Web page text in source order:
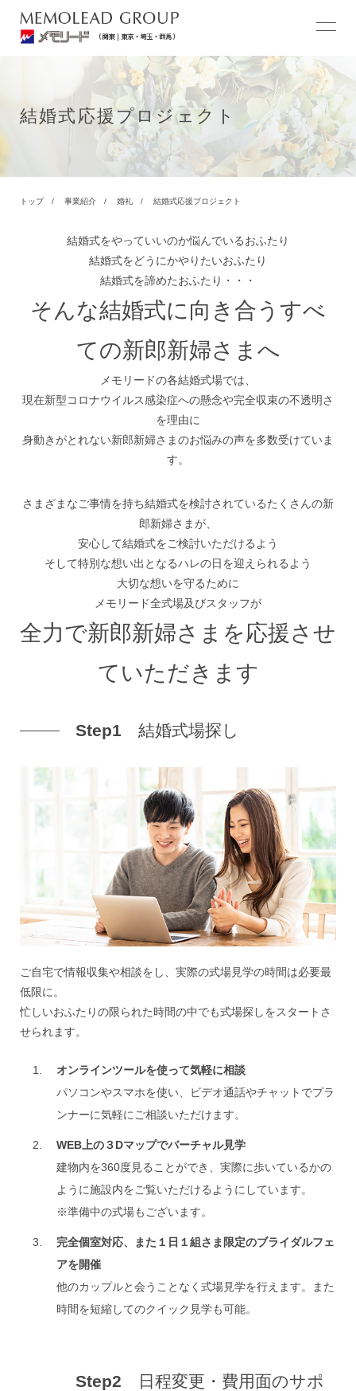
結婚式応援プロジェクト
トップ 事業紹介 婚礼 結婚式応援プロジェクト
結婚式をやっていいのか悩んでいるおふたり
結婚式をどうにかやりたいおふたり
結婚式を諦めたおふたり・・・
そんな結婚式に向き合うすべ
ての新郎新婦さまへ
メモリードの各結婚式場では、
現在新型コロナウイルス感染症への懸念や完全収束の不透明さ
を理由に
身動きがとれない新郎新婦さまのお悩みの声を多数受けていま
す。
さまざまなご事情を持ち結婚式を検討されているたくさんの新
郎新婦さまが、
安心して結婚式をご検討いただけるよう
そして特別な想い出となるハレの日を迎えられるよう
大切な想いを守るために
メモリード全式場及びスタッフが
全力で新郎新婦さまを応援させ
ていただきます
Step1 結婚式場探し
ご自宅で情報収集や相談をし、実際の式場見学の時間は必要最
低限に。
忙しいおふたりの限られた時間の中でも式場探しをスタートさ
せられます。
オンラインツールを使って気軽に相談
パソコンやスマホを使い、ビデオ通話やチャットでプラ
ンナーに気軽にご相談いただけます。
WEB上の３Dマップでバーチャル見学
建物内を360度見ることができ、実際に歩いているかの
ように施設内をご覧いただけるようにしています。
※準備中の式場もございます。
完全個室対応、また１日１組さま限定のブライダルフェ
アを開催
他のカップルと会うことなく式場見学を行えます。また
時間を短縮してのクイック見学も可能。
Step2 日程変更・費用面のサポ